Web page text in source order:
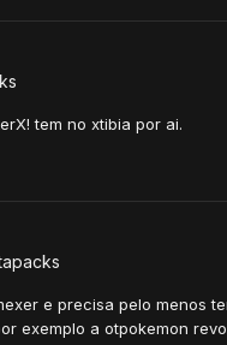
tem no xtibia por ai.
e precisa pelo menos
exemplo a otpokemon